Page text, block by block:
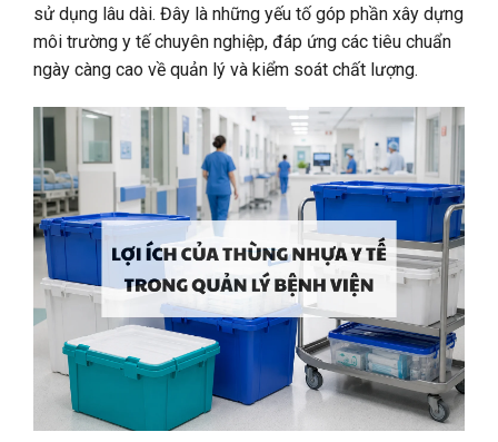
sử dụng lâu dài. Đây là những yếu tố góp phần xây dựng
môi trường y tế chuyên nghiệp, đáp ứng các tiêu chuẩn
ngày càng cao về quản lý và kiểm soát chất lượng.